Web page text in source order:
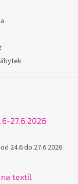
27.6.2026
24.6 do 27.6 2026
na textil